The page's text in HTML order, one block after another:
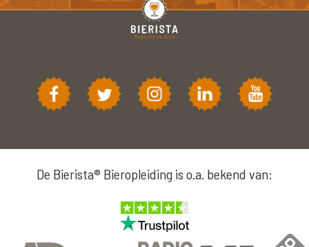
De Bierista® Bieropleiding is o.a. bekend van: